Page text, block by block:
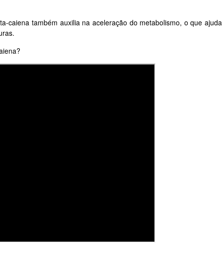
caiena também auxilia na aceleração do metabolismo, o que ajuda